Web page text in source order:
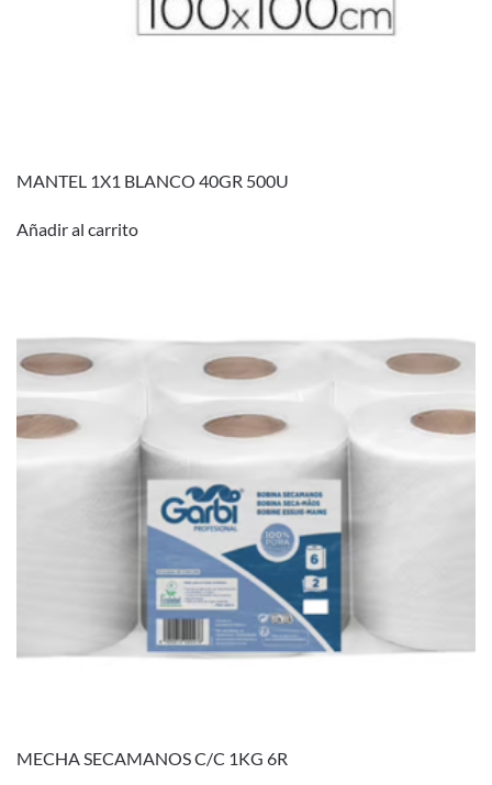
MANTEL 1X1 BLANCO 40GR 500U
Añadir al carrito
MECHA SECAMANOS C/C 1KG 6R